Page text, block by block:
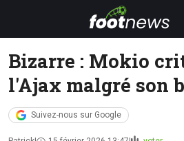
Bizarre : Mokio
l'Ajax malgré son
Suivez-nous sur Google